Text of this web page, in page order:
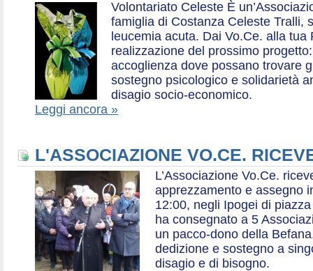
Volontariato Celeste È
famiglia di Costanza Celeste Tralli,
leucemia acuta. Dai Vo.Ce. alla tua
realizzazione del prossimo
accoglienza dove possano trovare
sostegno psicologico e solidarietà
disagio socio-economico.
Leggi ancora »
L'ASSOCIAZIONE VO.CE.
L’Associazione Vo.Ce.
apprezzamento e assegno
12:00, negli Ipogei di
ha consegnato a 5
un pacco-dono della
dedizione e sostegno a
disagio e di bisogno.